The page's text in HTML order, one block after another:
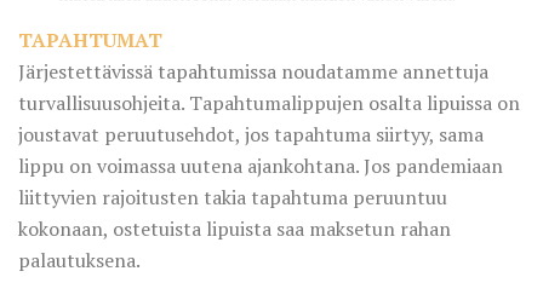
TAPAHTUMAT
Järjestettävissä tapahtumissa noudatamme annettuja
turvallisuusohjeita. Tapahtumalippujen osalta lipuissa on
joustavat peruutusehdot, jos tapahtuma siirtyy, sama
lippu on voimassa uutena ajankohtana. Jos pandemiaan
liittyvien rajoitusten takia tapahtuma peruuntuu
kokonaan, ostetuista lipuista saa maksetun rahan
palautuksena.